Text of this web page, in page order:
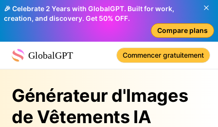
🎉 Celebrate 2 Years with GlobalGPT. Built for work,
creation, and discovery. Get 50% OFF.
Compare plans
GlobalGPT Commencer gratuitement
Générateur d'Images
de Vêtements IA